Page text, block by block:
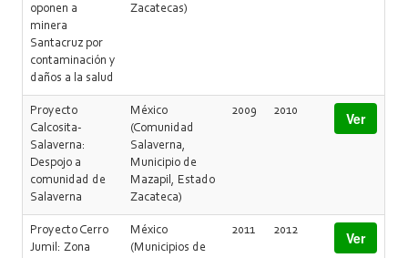
oponen a
minera
Santacruz por
contaminación y
daños a la salud
Zacatecas)
Proyecto
Calcosita-
Salaverna:
Despojo a
comunidad de
Salaverna
México
(Comunidad
Salaverna,
Municipio de
Mazapil, Estado
Zacateca)
2009 2010 Ver
Proyecto Cerro
Jumil: Zona
México
(Municipios de
2011 2012 Ver